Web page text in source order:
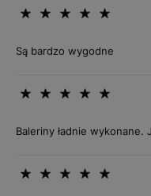
Są bardzo wygodne
Baleriny ładnie